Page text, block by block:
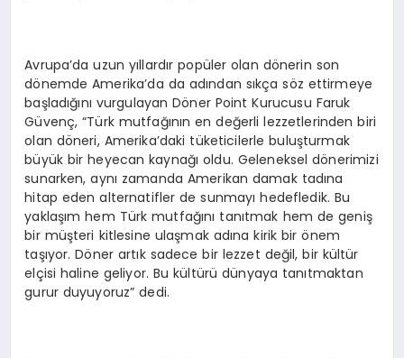
Avrupa’da uzun yıllardır popüler olan dönerin son
dönemde Amerika’da da adından sıkça söz ettirmeye
başladığını vurgulayan Döner Point Kurucusu Faruk
Güvenç, “Türk mutfağının en değerli lezzetlerinden biri
olan döneri, Amerika’daki tüketicilerle buluşturmak
büyük bir heyecan kaynağı oldu. Geleneksel dönerimizi
sunarken, aynı zamanda Amerikan damak tadına
hitap eden alternatifler de sunmayı hedefledik. Bu
yaklaşım hem Türk mutfağını tanıtmak hem de geniş
bir müşteri kitlesine ulaşmak adına kirik bir önem
taşıyor. Döner artık sadece bir lezzet değil, bir kültür
elçisi haline geliyor. Bu kültürü dünyaya tanıtmaktan
gurur duyuyoruz” dedi.